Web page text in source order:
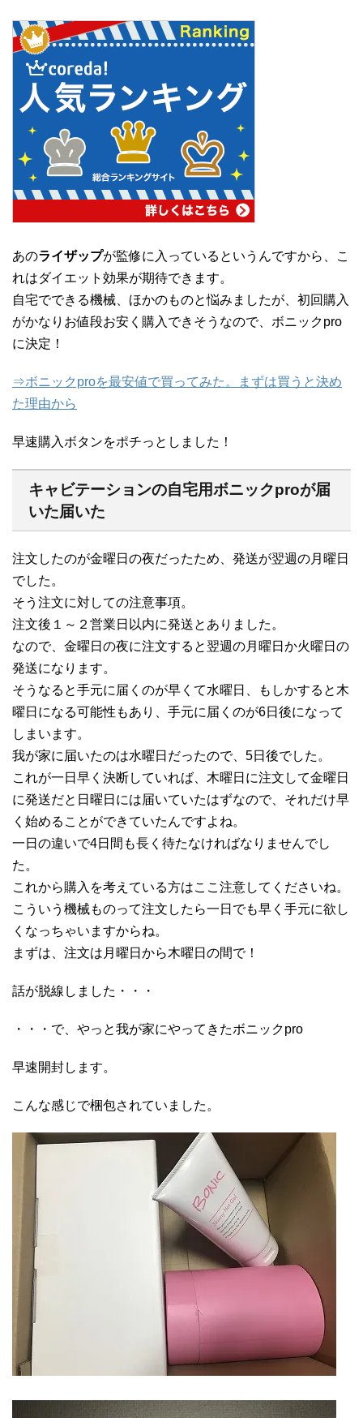
あのライザップが監修に入っているというんですから、こ
れはダイエット効果が期待できます。
自宅でできる機械、ほかのものと悩みましたが、初回購入
がかなりお値段お安く購入できそうなので、ボニックpro
に決定！
⇒ボニックproを最安値で買ってみた。まずは買うと決め
た理由から
早速購入ボタンをポチっとしました！
キャビテーションの自宅用ボニックproが届
いた届いた
注文したのが金曜日の夜だったため、発送が翌週の月曜日
でした。
そう注文に対しての注意事項。
注文後１～２営業日以内に発送とありました。
なので、金曜日の夜に注文すると翌週の月曜日か火曜日の
発送になります。
そうなると手元に届くのが早くて水曜日、もしかすると木
曜日になる可能性もあり、手元に届くのが6日後になって
しまいます。
我が家に届いたのは水曜日だったので、5日後でした。
これが一日早く決断していれば、木曜日に注文して金曜日
に発送だと日曜日には届いていたはずなので、それだけ早
く始めることができていたんですよね。
一日の違いで4日間も長く待たなければなりませんでし
た。
これから購入を考えている方はここ注意してくださいね。
こういう機械ものって注文したら一日でも早く手元に欲し
くなっちゃいますからね。
まずは、注文は月曜日から木曜日の間で！
話が脱線しました・・・
・・・で、やっと我が家にやってきたボニックpro
早速開封します。
こんな感じで梱包されていました。